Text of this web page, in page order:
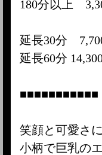
180分以上
延長30分
延長60分
■■■■■■■■■■■
笑顔と可愛さ
小柄で巨乳の